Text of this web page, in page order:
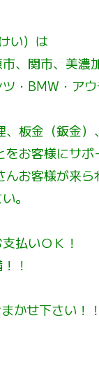
い）は
、関市、美
・ BMW ・ア
板金（鈑金
お客様にサポ
お客様が来ら
。
払いＯＫ！
！
かせ下さい！！